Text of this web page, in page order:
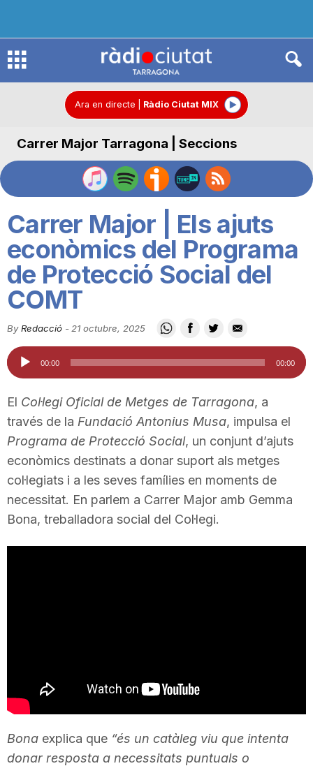
R
d
C
i
t
a
t
Ara en directe Ràdio Ciutat MIX
Carrer Major Tarragona | Seccions
Carrer Major | Els ajuts
econòmics del Programa
de Protecció Social del
COMT
By Redacció - 21 octubre, 2025
Reproductor
d'àudio
00:00 00:00
El Col·legi Oficial de Metges de Tarragona, a
través de la Fundació Antonius Musa, impulsa el
Programa de Protecció Social, un conjunt d’ajuts
econòmics destinats a donar suport als metges
col·legiats i a les seves famílies en moments de
necessitat. En parlem a Carrer Major amb Gemma
Bona, treballadora social del Col·legi.
Bona explica que “és un catàleg viu que intenta
donar resposta a necessitats puntuals o